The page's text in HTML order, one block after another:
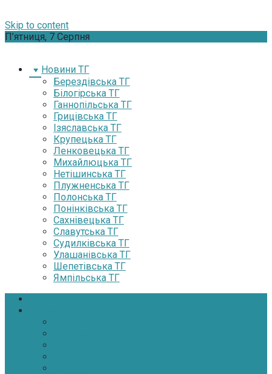
Skip to content
П’ятниця, 7 Серпня
Новини ТГ
Берездівська ТГ
Білогірська ТГ
Ганнопільська ТГ
Грицівська ТГ
Ізяславська ТГ
Крупецька ТГ
Ленковецька ТГ
Михайлюцька ТГ
Нетішинська ТГ
Плужненська ТГ
Полонська ТГ
Понінківська ТГ
Сахнівецька ТГ
Славутська ТГ
Судилківська ТГ
Улашанівська ТГ
Шепетівська ТГ
Ямпільська ТГ